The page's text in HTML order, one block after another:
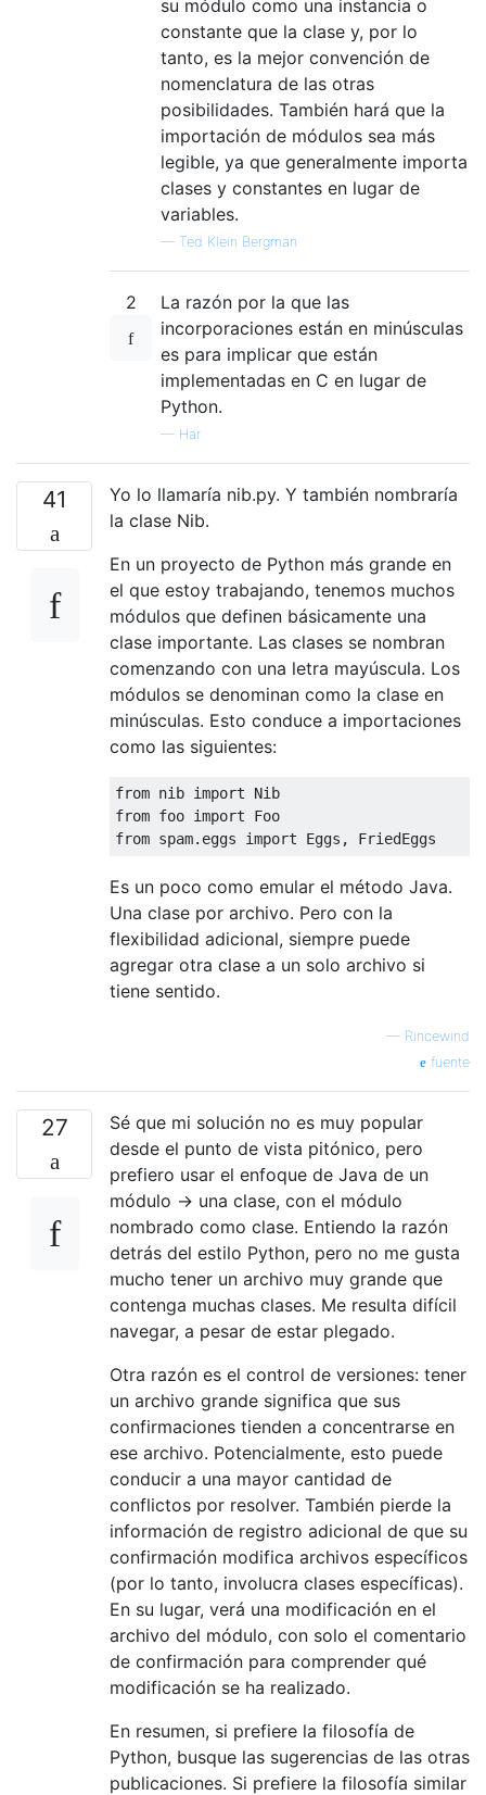
su módulo como una instancia o
constante que la clase y, por lo
tanto, es la mejor convención de
nomenclatura de las otras
posibilidades. También hará que la
importación de módulos sea más
legible, ya que generalmente importa
clases y constantes en lugar de
variables.
— Ted Klein Bergman
2
La razón por la que las
incorporaciones están en minúsculas
es para implicar que están
implementadas en C en lugar de
Python.
— Har
41
Yo lo llamaría nib.py. Y también nombraría
la clase Nib.
En un proyecto de Python más grande en
el que estoy trabajando, tenemos muchos
módulos que definen básicamente una
clase importante. Las clases se nombran
comenzando con una letra mayúscula. Los
módulos se denominan como la clase en
minúsculas. Esto conduce a importaciones
como las siguientes:
from nib import
Nib
from foo import
Foo
from spam. eggs import Eggs , FriedEggs
Es un poco como emular el método Java.
Una clase por archivo. Pero con la
flexibilidad adicional, siempre puede
agregar otra clase a un solo archivo si
tiene sentido.
— Rincewind
fuente
27
Sé que mi solución no es muy popular
desde el punto de vista pitónico, pero
prefiero usar el enfoque de Java de un
módulo -> una clase, con el módulo
nombrado como clase. Entiendo la razón
detrás del estilo Python, pero no me gusta
mucho tener un archivo muy grande que
contenga muchas clases. Me resulta difícil
navegar, a pesar de estar plegado.
Otra razón es el control de versiones: tener
un archivo grande significa que sus
confirmaciones tienden a concentrarse en
ese archivo. Potencialmente, esto puede
conducir a una mayor cantidad de
conflictos por resolver. También pierde la
información de registro adicional de que su
confirmación modifica archivos específicos
(por lo tanto, involucra clases específicas).
En su lugar, verá una modificación en el
archivo del módulo, con solo el comentario
de confirmación para comprender qué
modificación se ha realizado.
En resumen, si prefiere la filosofía de
Python, busque las sugerencias de las otras
publicaciones. Si prefiere la filosofía similar